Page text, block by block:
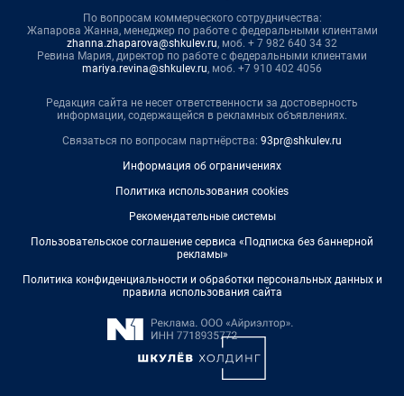
По вопросам коммерческого сотрудничества:
Жапарова Жанна, менеджер по работе с федеральными клиентами
zhanna.zhaparova@shkulev.ru, моб. + 7 982 640 34 32
Ревина Мария, директор по работе с федеральными клиентами
mariya.revina@shkulev.ru, моб. +7 910 402 4056
Редакция сайта не несет ответственности за достоверность
информации, содержащейся в рекламных объявлениях.
Связаться по вопросам партнёрства: 93pr@shkulev.ru
Информация об ограничениях
Политика использования cookies
Рекомендательные системы
Пользовательское соглашение сервиса «Подписка без баннерной
рекламы»
Политика конфиденциальности и обработки персональных данных и
правила использования сайта